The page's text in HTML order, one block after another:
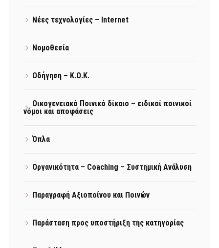
Νέες τεχνολογίες – Internet
Νομοθεσία
Οδήγηση – Κ.Ο.Κ.
Οικογενειακό Ποινικό δίκαιο – ειδικοί ποινικοί
νόμοι και αποφάσεις
Όπλα
Οργανικότητα – Coaching – Συστημική Ανάλυση
Παραγραφή Αξιοποίνου και Ποινών
Παράσταση προς υποστήριξη της κατηγορίας